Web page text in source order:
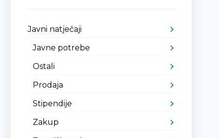
Javni natječaji
Javne potrebe
Ostali
Prodaja
Stipendije
Zakup